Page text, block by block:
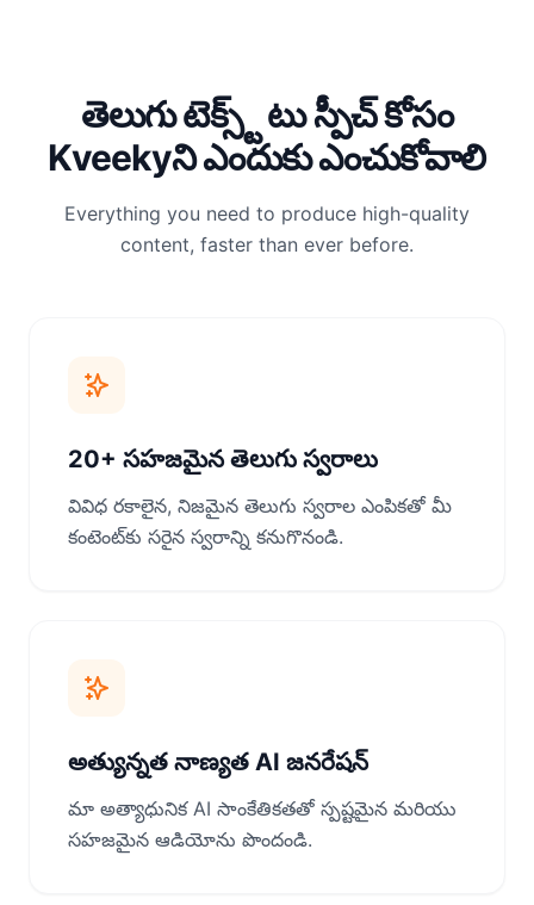
తెలుగు టెక్స్ట్ టు స్పీచ్ కోసం
Kveekyని ఎందుకు ఎంచుకోవాలి
Everything you need to produce high-quality
content, faster than ever before.
20+ సహజమైన తెలుగు స్వరాలు
వివిధ రకాలైన, నిజమైన తెలుగు స్వరాల ఎంపికతో మీ
కంటెంట్‌కు సరైన స్వరాన్ని కనుగొనండి.
అత్యున్నత నాణ్యత AI జనరేషన్
మా అత్యాధునిక AI సాంకేతికతతో స్పష్టమైన మరియు
సహజమైన ఆడియోను పొందండి.